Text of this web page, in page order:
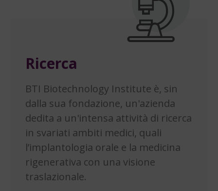
Ricerca
BTI Biotechnology Institute è, sin
dalla sua fondazione, un'azienda
dedita a un'intensa attività di ricerca
in svariati ambiti medici, quali
l’implantologia orale e la medicina
rigenerativa con una visione
traslazionale.